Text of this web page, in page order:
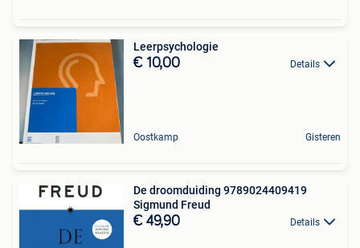
Leerpsychologie
€ 10,00 Details
Oostkamp Gisteren
De droomduiding 9789024409419
Sigmund Freud
€ 49,90 Details